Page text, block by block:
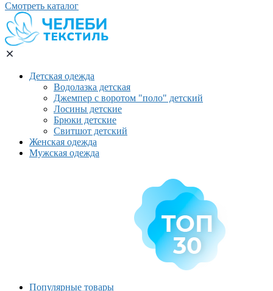
Смотреть каталог
Детская одежда
Водолазка детская
Джемпер с воротом "поло" детский
Лосины детские
Брюки детские
Свитшот детский
Женская одежда
Мужская одежда
Популярные товары